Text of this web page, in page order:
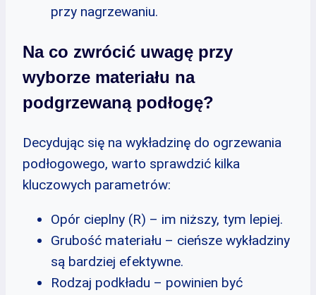
przy nagrzewaniu.
Na co zwrócić uwagę przy
wyborze materiału na
podgrzewaną podłogę?
Decydując się na wykładzinę do ogrzewania
podłogowego, warto sprawdzić kilka
kluczowych parametrów:
Opór cieplny (R) – im niższy, tym lepiej.
Grubość materiału – cieńsze wykładziny
są bardziej efektywne.
Rodzaj podkładu – powinien być